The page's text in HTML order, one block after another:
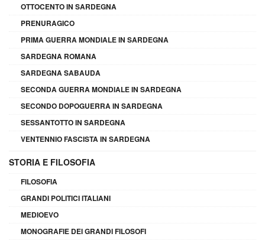
OTTOCENTO IN SARDEGNA
PRENURAGICO
PRIMA GUERRA MONDIALE IN SARDEGNA
SARDEGNA ROMANA
SARDEGNA SABAUDA
SECONDA GUERRA MONDIALE IN SARDEGNA
SECONDO DOPOGUERRA IN SARDEGNA
SESSANTOTTO IN SARDEGNA
VENTENNIO FASCISTA IN SARDEGNA
STORIA E FILOSOFIA
FILOSOFIA
GRANDI POLITICI ITALIANI
MEDIOEVO
MONOGRAFIE DEI GRANDI FILOSOFI